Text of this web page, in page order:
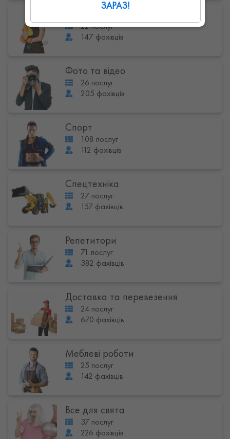
22 послуг
147 фахівців
Фото та відео
26 послуг
205 фахівців
Спорт
108 послуг
112 фахівців
Спецтехніка
27 послуг
157 фахівців
Репетитори
71 послуг
382 фахівців
Доставка та перевезення
24 послуг
670 фахівців
Меблеві роботи
25 послуг
142 фахівців
Все для свята
37 послуг
226 фахівців
ЗАРАЗ!